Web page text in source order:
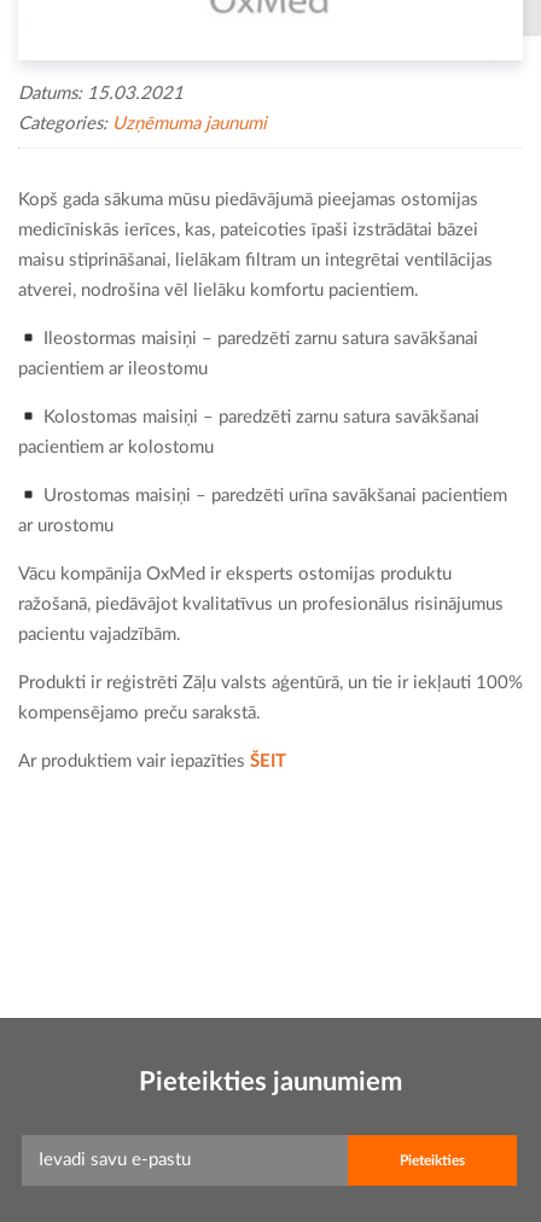
Datums: 15.03.2021
Categories: Uzņēmuma jaunumi
Kopš gada sākuma mūsu piedāvājumā pieejamas ostomijas
medicīniskās ierīces, kas, pateicoties īpaši izstrādātai bāzei
maisu stiprināšanai, lielākam filtram un integrētai ventilācijas
atverei, nodrošina vēl lielāku komfortu pacientiem.
Ileostormas maisiņi – paredzēti zarnu satura savākšanai
pacientiem ar ileostomu
Kolostomas maisiņi – paredzēti zarnu satura savākšanai
pacientiem ar kolostomu
Urostomas maisiņi – paredzēti urīna savākšanai pacientiem
ar urostomu
Vācu kompānija OxMed ir eksperts ostomijas produktu
ražošanā, piedāvājot kvalitatīvus un profesionālus risinājumus
pacientu vajadzībām.
Produkti ir reģistrēti Zāļu valsts aģentūrā, un tie ir iekļauti 100%
kompensējamo preču sarakstā.
Ar produktiem vair iepazīties ŠEIT
Pieteikties jaunumiem